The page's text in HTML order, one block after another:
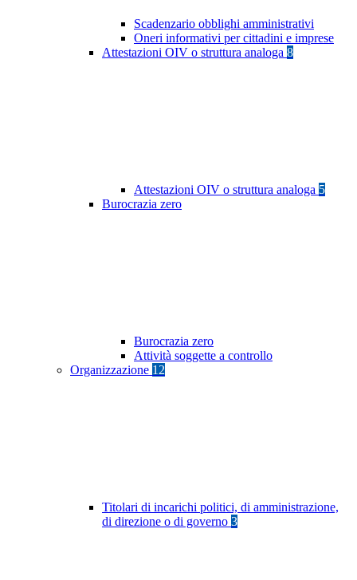
Scadenzario obblighi amministrativi
Oneri informativi per cittadini e imprese
Attestazioni OIV o struttura analoga 8
Attestazioni OIV o struttura analoga 5
Burocrazia zero
Burocrazia zero
Attività soggette a controllo
Organizzazione 12
Titolari di incarichi politici, di amministrazione,
di direzione o di governo 3